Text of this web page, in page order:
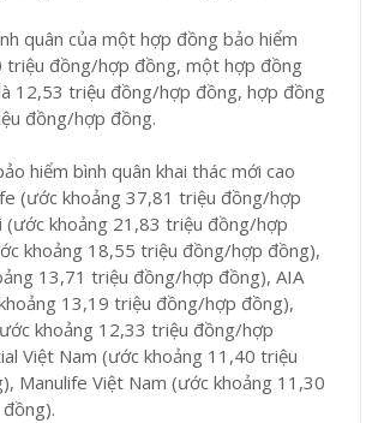
quân của một hợp đồng bảo hiểm
triệu đồng/hợp đồng, một hợp đồng
12,53 triệu đồng/hợp đồng, hợp đồng
đồng/hợp đồng.
hiểm bình quân khai thác mới cao
(ước khoảng 37,81 triệu đồng/hợp
(ước khoảng 21,83 triệu đồng/hợp
khoảng 18,55 triệu đồng/hợp đồng),
13,71 triệu đồng/hợp đồng), AIA
13,19 triệu đồng/hợp đồng),
khoảng 12,33 triệu đồng/hợp
Việt Nam (ước khoảng 11,40 triệu
Manulife Việt Nam (ước khoảng 11,30